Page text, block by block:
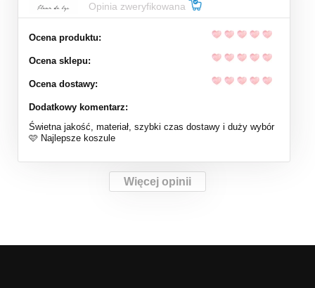
Opinia zweryfikowana
Ocena produktu:
Ocena sklepu:
Ocena dostawy:
Dodatkowy komentarz:
Świetna jakość, materiał, szybki czas dostawy i duży wybór
🩷 Najlepsze koszule
Więcej opinii